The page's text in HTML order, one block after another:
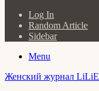
Log In
Random Article
Sidebar
Menu
Женский журнал